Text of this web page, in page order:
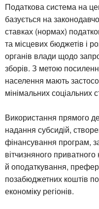
Податкова система на
базується на
ставках (нормах)
та місцевих бюджетів і
органів влади щодо
зборів. З метою
населення мають
мінімальних соціальних
Використання прямого
надання субсидій,
фінансування програм,
вітчизняного
й оподаткування,
позабюджетних коштів
економіку регіонів.